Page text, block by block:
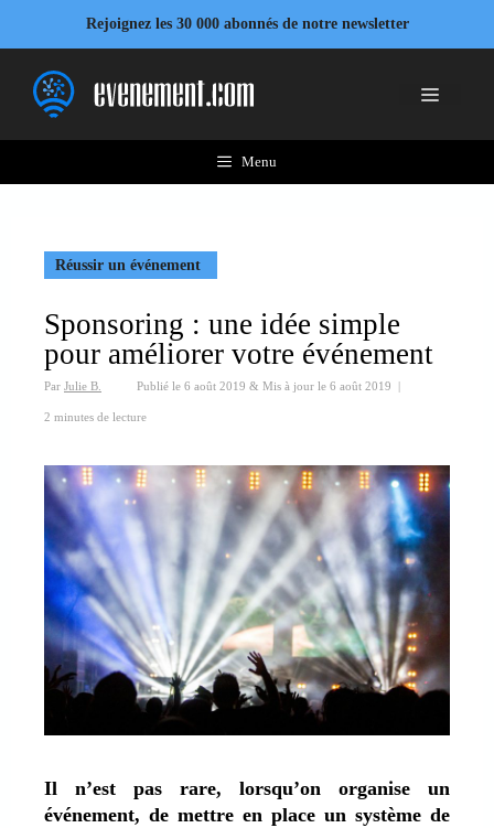
contenu
Rejoignez les 30 000 abonnés de notre newsletter
Menu
Menu
Réussir un événement
Sponsoring : une idée simple
pour améliorer votre événement
Par Julie B. Publié le 6 août 2019 & Mis à jour le 6 août 2019 |
2 minutes de lecture
Il n’est pas rare, lorsqu’on organise un
événement, de mettre en place un système de